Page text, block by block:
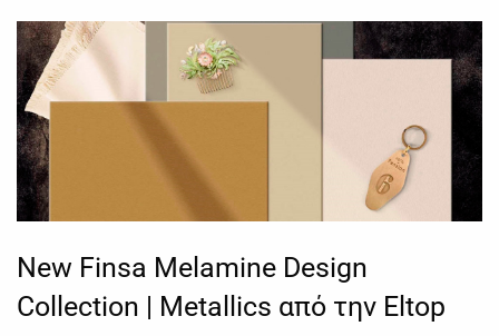
New Finsa Melamine Design
Collection | Metallics από την Eltop